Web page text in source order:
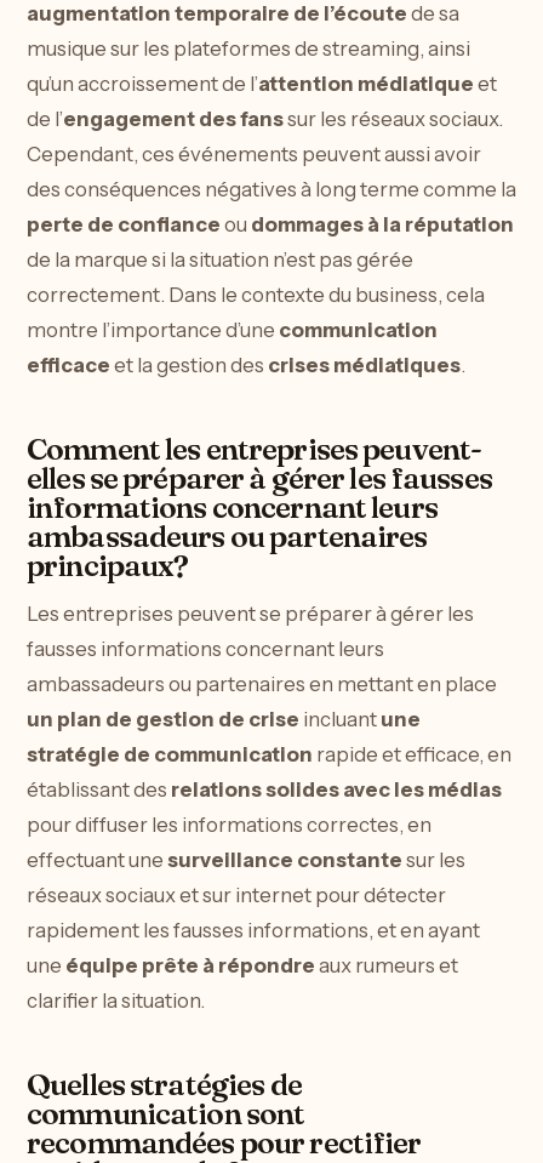
augmentation temporaire de l’écoute de sa
musique sur les plateformes de streaming, ainsi
qu’un accroissement de l’attention médiatique et
de l’engagement des fanssur les réseaux sociaux.
Cependant, ces événements peuvent aussi avoir
des conséquences négatives à long terme comme la
perte de confiance ou dommages à la réputation
de la marque si la situation n’est pas gérée
correctement. Dans le contexte du business, cela
montre l’importance d’une communication
efficace et la gestion des crises médiatiques.
Comment les entreprises peuvent-
elles se préparer à gérer les fausses
informations concernant leurs
ambassadeurs ou partenaires
principaux?
Les entreprises peuvent se préparer à gérer les
fausses informations concernant leurs
ambassadeurs ou partenaires en mettant en place
un plan de gestion de crise incluant une
stratégie de communication rapide et efficace, en
établissant des relations solides avec les médias
pour diffuser les informations correctes, en
effectuant une surveillance constante sur les
réseaux sociaux et sur internet pour détecter
rapidement les fausses informations, et en ayant
une équipe prête à répondre aux rumeurs et
clarifier la situation.
Quelles stratégies de
communication sont
recommandées pour rectifier